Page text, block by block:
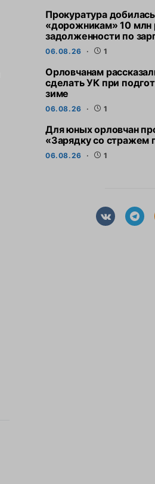
Прокуратура
«дорожникам» 10 млн
задолженности по
06.08.26 1
Орловчанам
сделать УК при
зиме
06.08.26 1
Для юных орловчан
«Зарядку со стражем
06.08.26 1